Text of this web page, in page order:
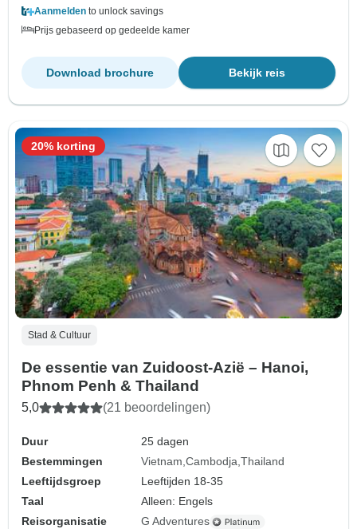
Aanmelden to unlock savings
Prijs gebaseerd op gedeelde kamer
Bekijk reis
Download brochure
Stad & Cultuur
De essentie van Zuidoost-Azië – Hanoi,
Phnom Penh & Thailand
5,0 (21 beoordelingen)
Duur
25 dagen
Bestemmingen
Vietnam Cambodja Thailand
Leeftijdsgroep
Leeftijden 18-35
Taal
Alleen: Engels
Reisorganisatie
G Adventures
20% korting